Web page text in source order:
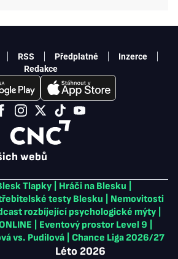
webů
Tlapky Hráči na Blesku
testy Blesku
Nemovitosti
rozbíjející psychologické mýty
Eventový prostor Level 9
vs. Pudilová
Chance Liga 2026/27
Léto 2026
RSS Předplatné
Inzerce
Redakce